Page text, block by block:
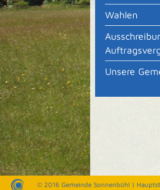
Wahlen
Unsere
© 2016 Gemeinde Sonnenbühl |